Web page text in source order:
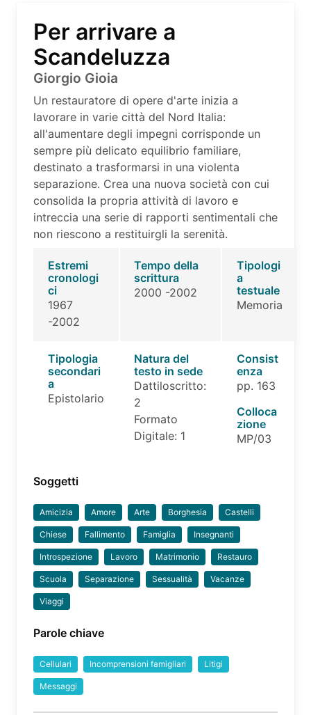
Per arrivare a
Scandeluzza
Giorgio Gioia
Un restauratore di opere d'arte inizia a
lavorare in varie città del Nord Italia:
all'aumentare degli impegni corrisponde un
sempre più delicato equilibrio familiare,
destinato a trasformarsi in una violenta
separazione. Crea una nuova società con cui
consolida la propria attività di lavoro e
intreccia una serie di rapporti sentimentali che
non riescono a restituirgli la serenità.
Estremi
cronologi
ci
1967
-2002
Tempo della
scrittura
2000 -2002
Tipologi
a
testuale
Memoria
Tipologia
secondari
a
Epistolario
Natura del
testo in sede
Dattiloscritto:
2
Formato
Digitale: 1
Consist
enza
pp. 163
Colloca
zione
MP/03
Soggetti
Amicizia Amore Arte Borghesia Castelli
Chiese Fallimento Famiglia Insegnanti
Introspezione Lavoro Matrimonio Restauro
Scuola Separazione Sessualità Vacanze
Viaggi
Parole chiave
Cellulari Incomprensioni famigliari Litigi
Messaggi